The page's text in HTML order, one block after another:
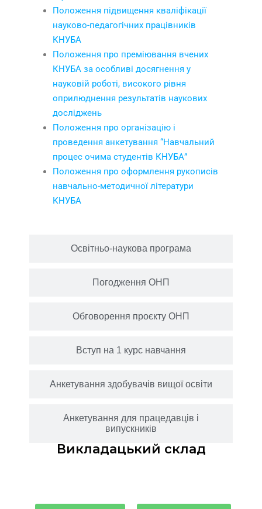
Освітньо-наукова програма
Погодження ОНП
Обговорення проєкту ОНП
Вступ на 1 курс навчання
Анкетування здобувачів вищої освіти
Анкетування для працедавців і
випускників
Положення підвищення кваліфікації
науково-педагогічних працівників
КНУБА
Положення про преміювання вчених
КНУБА за особливі досягнення у
науковій роботі, високого рівня
оприлюднення результатів наукових
досліджень
Положення про організацію і
проведення анкетування “Навчальний
процес очима студентів КНУБА”
Положення про оформлення рукописів
навчально-методичної літератури
КНУБА
Викладацький склад